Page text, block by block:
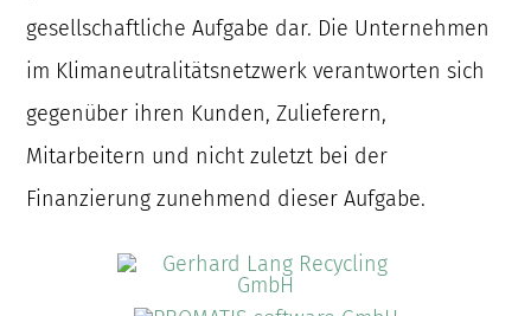
gesellschaftliche Aufgabe dar. Die Unternehmen
im Klimaneutralitätsnetzwerk verantworten sich
gegenüber ihren Kunden, Zulieferern,
Mitarbeitern und nicht zuletzt bei der
Finanzierung zunehmend dieser Aufgabe.